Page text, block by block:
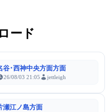
ード
谷･西神中央方面方面
26/08/03 21:05 jettleigh
瀬江ノ島方面